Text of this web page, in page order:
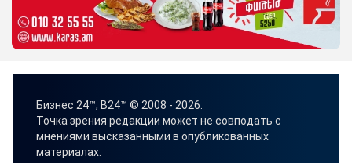
Бизнес 24™, B24™ © 2008 - 2026.
Точка зрения редакции может не совподать с
мнениями высказанными в опубликованных
материалах.